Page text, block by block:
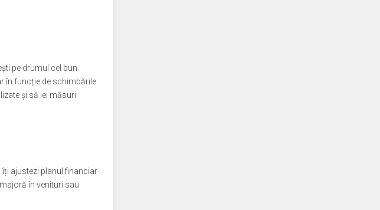
pe drumul cel bun.
în funcție de schimbările
și să iei măsuri
ajustezi planul financiar
în venituri sau